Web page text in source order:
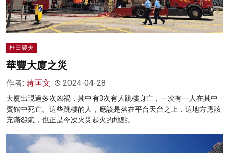
杜田農夫
華豐大廈之災
作者: 蔣匡文 2024-04-28
大廈出現過多次凶禍，其中有3次有人跳樓身亡，一次有一人在其中
賓館中死亡。這些跳樓的人，應該是落在平台天台之上，這地方應該
充滿怨氣，也正是今次火災起火的地點。